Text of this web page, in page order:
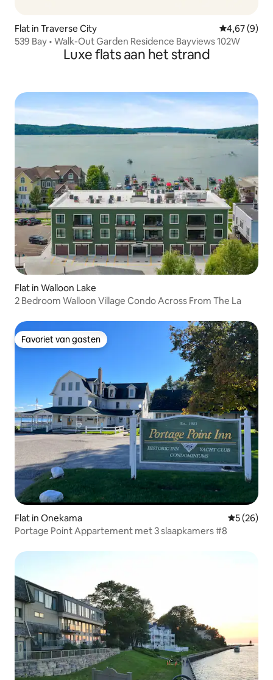
Flat in Traverse City Gemiddelde
4,67 (9)
539 Bay • Walk-Out Garden Residence Bayviews 102W
Luxe flats aan het strand
Flat in Walloon Lake
2 Bedroom Walloon Village Condo Across From The La
Favoriet van gasten
Favoriet van gasten
Flat in Onekama
5 (26)
Portage Point Appartement met 3 slaapkamers #8